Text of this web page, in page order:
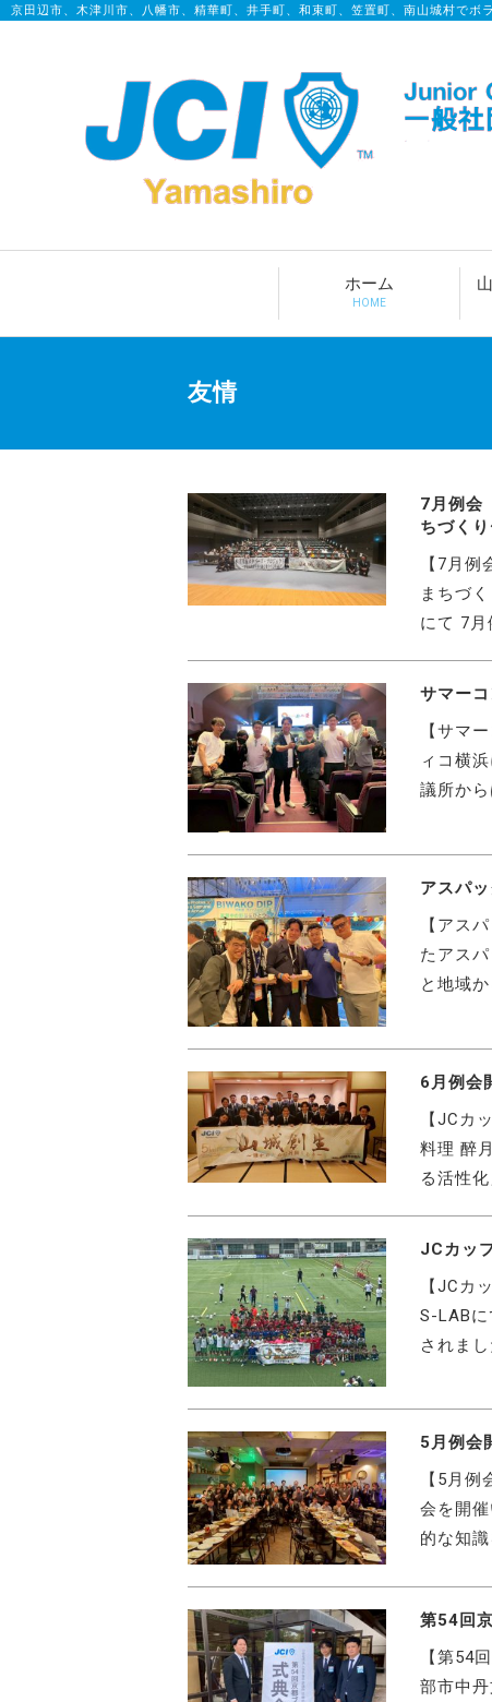
京田辺市、木津川市、八幡市、精華町、井手町、和束町、笠置町、南山城村でボ
ホーム
HOME
友情
7月例会
ちづく
【7月
まちづ
にて 7
サマー
【サマ
ィコ横
議所か
アスパ
【アス
たアス
と地域
6月例会
【JCカ
料理 醉
る活性
JCカッ
【JCカ
S-LAB
されまし
5月例会
【5月
会を開
的な知
第54回
【第54
部市中